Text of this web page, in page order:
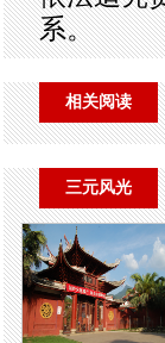
系。
相关阅读
三元风光